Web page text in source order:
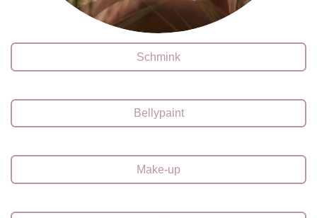
Schmink
Bellypaint
Make-up